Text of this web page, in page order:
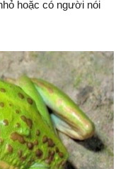
hoặc có người nói